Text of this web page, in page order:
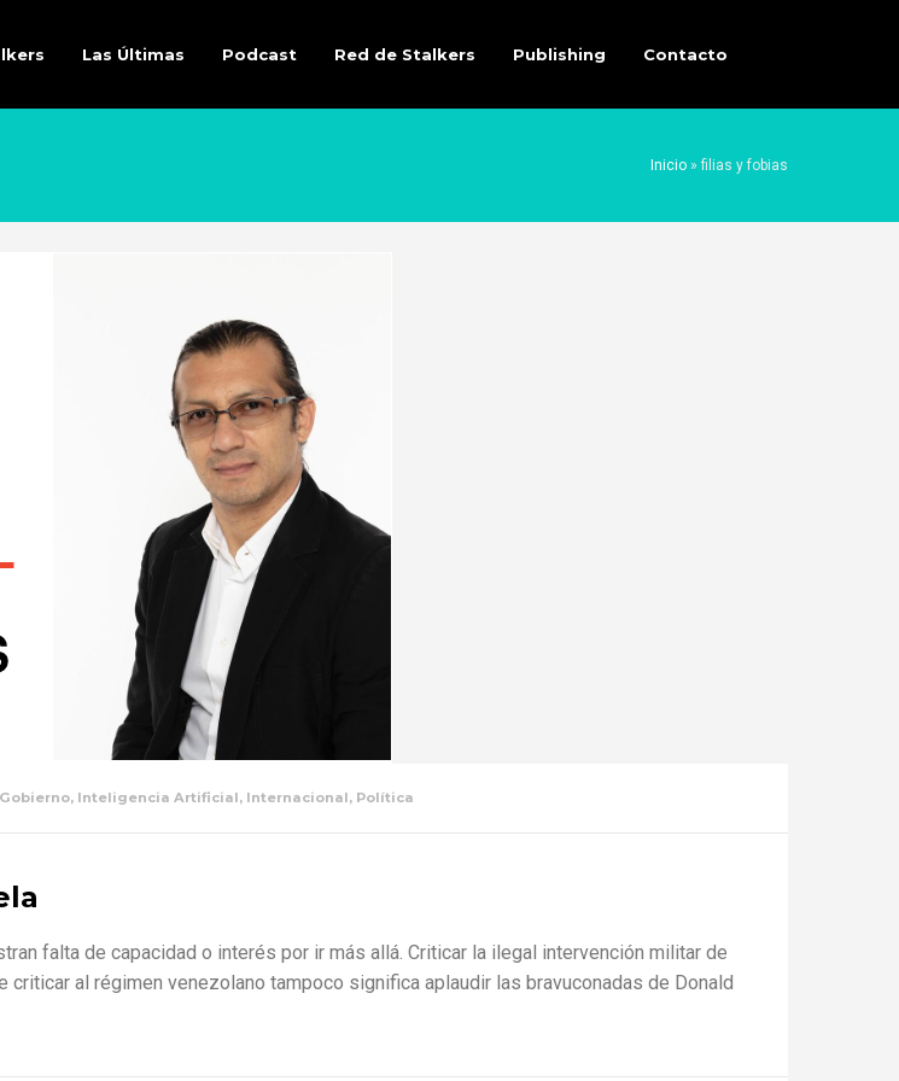
Las Últimas Podcast Red de Stalkers Publishing Contacto
Inicio »filias y fobias
Gobierno, Inteligencia Artificial, Internacional, Política
falta de capacidad o interés por ir más allá. Criticar la ilegal intervención militar de
al régimen venezolano tampoco significa aplaudir las bravuconadas de Donald